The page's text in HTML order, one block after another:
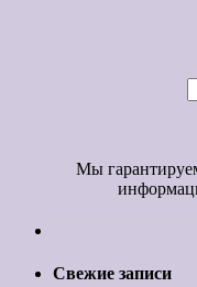
Мы
Свежие записи